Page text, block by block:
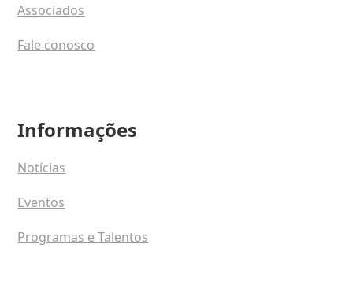
Associados
Fale conosco
Informações
Notícias
Eventos
Programas e Talentos